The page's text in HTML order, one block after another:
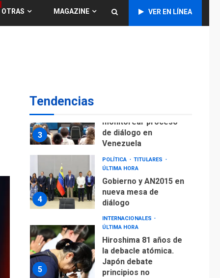
OTRAS MAGAZINE VER EN LÍNEA
Tendencias
3
monitorear proceso
de diálogo en
Venezuela
4
POLÍTICA
TITULARES
ÚLTIMA HORA
Gobierno y AN2015 en
nueva mesa de
diálogo
5
INTERNACIONALES
ÚLTIMA HORA
Hiroshima 81 años de
la debacle atómica.
Japón debate
principios no